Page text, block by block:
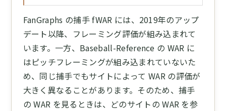
FanGraphs の捕手 fWAR には、2019年のアップ
デート以降、フレーミング評価が組み込まれて
います。一方、Baseball-Reference の WAR に
はピッチフレーミングが組み込まれていないた
め、同じ捕手でもサイトによって WAR の評価が
大きく異なることがあります。そのため、捕手
の WAR を見るときは、どのサイトの WAR を参